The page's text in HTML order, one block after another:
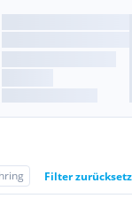
Filter